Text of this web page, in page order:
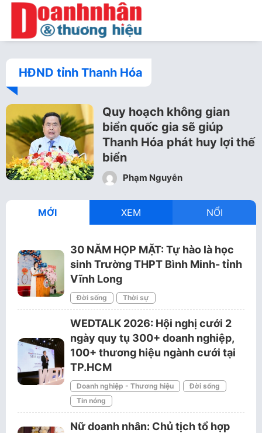
HĐND tỉnh Thanh Hóa
Quy hoạch không gian
biển quốc gia sẽ giúp
Thanh Hóa phát huy lợi thế
biển
Phạm Nguyễn
MỚI XEM NỔI
30 NĂM HỌP MẶT: Tự hào là học
sinh Trường THPT Bình Minh- tỉnh
Vĩnh Long
Đời sống Thời sự
WEDTALK 2026: Hội nghị cưới 2
ngày quy tụ 300+ doanh nghiệp,
100+ thương hiệu ngành cưới tại
TP.HCM
Doanh nghiệp - Thương hiệu
Đời sống
Tin nóng
Nữ doanh nhân: Chủ tịch tổ hợp